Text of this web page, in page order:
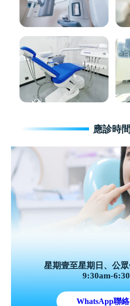
應診時間
星期壹至星期日、公
9:30am-
WhatsApp聯絡